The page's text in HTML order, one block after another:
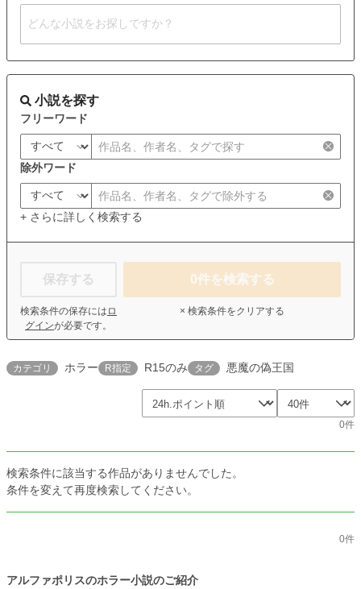
小説を探す
フリーワード
除外ワード
+ さらに詳しく検索する
保存する
検索条件の保存には ロ
グインが必要です。
0件を検索する
× 検索条件をクリアする
カテゴリ ホラー R指定 R15のみ タグ 悪魔の偽王国
0件
検索条件に該当する作品がありませんでした。
条件を変えて再度検索してください。
0件
アルファポリスのホラー小説のご紹介